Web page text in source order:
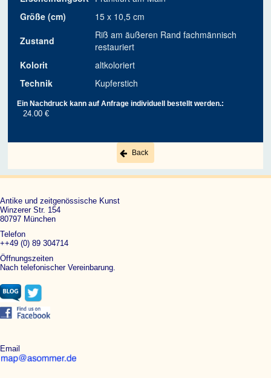
Größe (cm)
15 x 10,5 cm
Zustand
Riß am äußeren Rand fachmännisch
restauriert
Kolorit
altkoloriert
Technik
Kupferstich
Ein Nachdruck kann auf Anfrage individuell bestellt werden.:
24.00 €
Back
Antike und zeitgenössische Kunst
Winzerer Str. 154
80797 München
Telefon
++49 (0) 89 304714
Öffnungszeiten
Nach telefonischer Vereinbarung.
Email